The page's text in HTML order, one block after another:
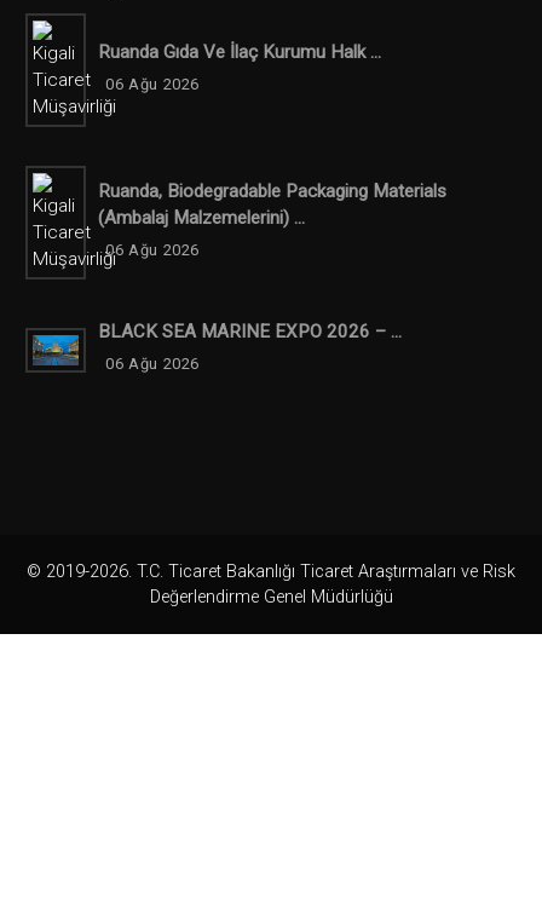
Ruanda Gıda Ve İlaç Kurumu Halk ...
06 Ağu 2026
Ruanda, Biodegradable Packaging Materials
(ambalaj Malzemelerini) ...
06 Ağu 2026
BLACK SEA MARINE EXPO 2026 – ...
06 Ağu 2026
© 2019-2026. T.C. Ticaret Bakanlığı Ticaret Araştırmaları ve Risk
Değerlendirme Genel Müdürlüğü